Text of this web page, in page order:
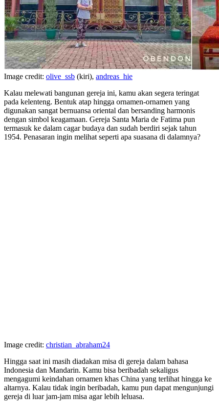
Image credit: olive_ssb (kiri), andreas_hie
Kalau melewati bangunan gereja ini, kamu akan segera teringat
pada kelenteng. Bentuk atap hingga ornamen-ornamen yang
digunakan sangat bernuansa oriental dan bersanding harmonis
dengan simbol keagamaan. Gereja Santa Maria de Fatima pun
termasuk ke dalam cagar budaya dan sudah berdiri sejak tahun
1954. Penasaran ingin melihat seperti apa suasana di dalamnya?
Image credit: christian_abraham24
Hingga saat ini masih diadakan misa di gereja dalam bahasa
Indonesia dan Mandarin. Kamu bisa beribadah sekaligus
mengagumi keindahan ornamen khas China yang terlihat hingga ke
altarnya. Kalau tidak ingin beribadah, kamu pun dapat mengunjungi
gereja di luar jam-jam misa agar lebih leluasa.